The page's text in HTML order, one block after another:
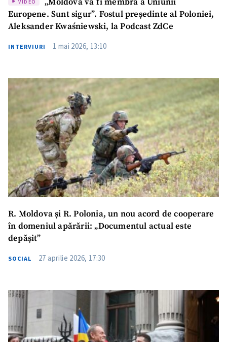
VIDEO
Europene. Sunt sigur”. Fostul președinte al Poloniei,
Aleksander Kwaśniewski, la Podcast ZdCe
INTERVIURI 1 mai 2026, 13:10
R. Moldova și R. Polonia, un nou acord de cooperare
în domeniul apărării: „Documentul actual este
depășit”
SOCIAL 27 aprilie 2026, 17:30